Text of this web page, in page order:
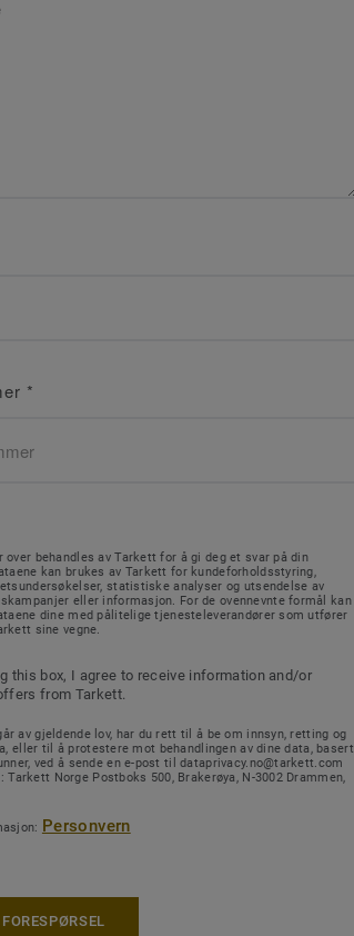
*
over behandles av Tarkett for å gi deg et svar på din
kan brukes av Tarkett for kundeforholdsstyring,
statistiske analyser og utsendelse av
eller informasjon. For de ovennevnte formål kan
dine med pålitelige tjenesteleverandører som utfører
sine vegne.
this box, I agree to receive information and/or
from Tarkett.
av gjeldende lov, har du rett til å be om innsyn, retting og
eller til å protestere mot behandlingen av dine data, basert
ved å sende en e-post til dataprivacy.no@tarkett.com
Norge Postboks 500, Brakerøya, N-3002 Drammen,
Personvern